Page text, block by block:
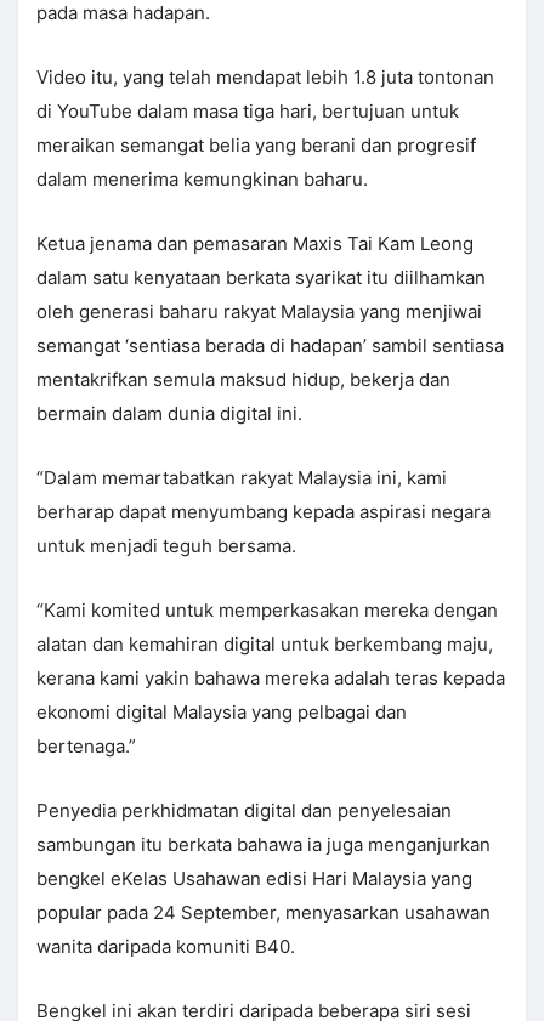
pada masa hadapan.
Video itu, yang telah mendapat lebih 1.8 juta tontonan
di YouTube dalam masa tiga hari, bertujuan untuk
meraikan semangat belia yang berani dan progresif
dalam menerima kemungkinan baharu.
Ketua jenama dan pemasaran Maxis Tai Kam Leong
dalam satu kenyataan berkata syarikat itu diilhamkan
oleh generasi baharu rakyat Malaysia yang menjiwai
semangat ‘sentiasa berada di hadapan’ sambil sentiasa
mentakrifkan semula maksud hidup, bekerja dan
bermain dalam dunia digital ini.
“Dalam memartabatkan rakyat Malaysia ini, kami
berharap dapat menyumbang kepada aspirasi negara
untuk menjadi teguh bersama.
“Kami komited untuk memperkasakan mereka dengan
alatan dan kemahiran digital untuk berkembang maju,
kerana kami yakin bahawa mereka adalah teras kepada
ekonomi digital Malaysia yang pelbagai dan
bertenaga.”
Penyedia perkhidmatan digital dan penyelesaian
sambungan itu berkata bahawa ia juga menganjurkan
bengkel eKelas Usahawan edisi Hari Malaysia yang
popular pada 24 September, menyasarkan usahawan
wanita daripada komuniti B40.
Bengkel ini akan terdiri daripada beberapa siri sesi